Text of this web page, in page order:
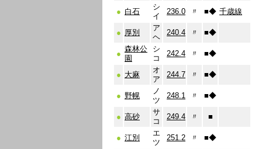
● 白石
シ
イ
236.0 〃 ■◆ 千歳線
● 厚別
ア
ヘ
240.4 〃 ■◆
●
森林公
園
シ
コ
242.4 〃 ■◆
● 大麻
オ
ア
244.7 〃 ■◆
● 野幌
ノ
ツ
248.1 〃 ■◆
● 高砂
サ
コ
249.4 〃 ■
● 江別
エ
ツ
251.2 〃 ■◆